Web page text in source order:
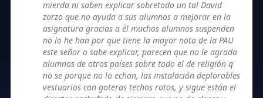
mierda ni saben explicar sobretodo un tal David
zorzo que no ayuda a sus alumnos a mejorar en la
asignatura gracias a él muchos alumnos suspenden
no lo he han por que tiene la mayor nota de la PAU
este señor o sabe explicar, parecen que no le agrada
alumnos de otros países sobre todo el de religión q
no se porque no lo echan, las instalación deplorables
vestuarios con goteras techos rotos, y sigue están el